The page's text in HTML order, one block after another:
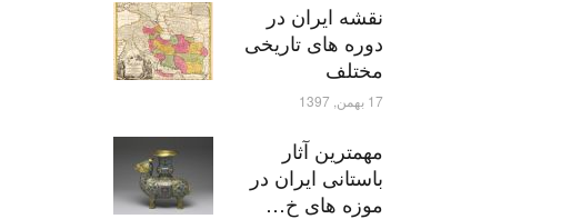
نقشه ایران در
دوره های تاریخی
مختلف
17 بهمن, 1397
مهمترین آثار
باستانی ایران در
موزه های خ…